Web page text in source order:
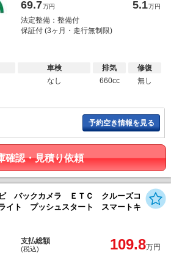
69.7万円 5.1万円
法定整備：整備付
保証付 (3ヶ月・走行無制限)
車検
なし
排気
660cc
修復
無し
予約空き情報を見る
確認・見積り依頼
バックカメラ ＥＴＣ クルーズコ
イト プッシュスタート スマートキ
支払総額
(税込) 109.8万円